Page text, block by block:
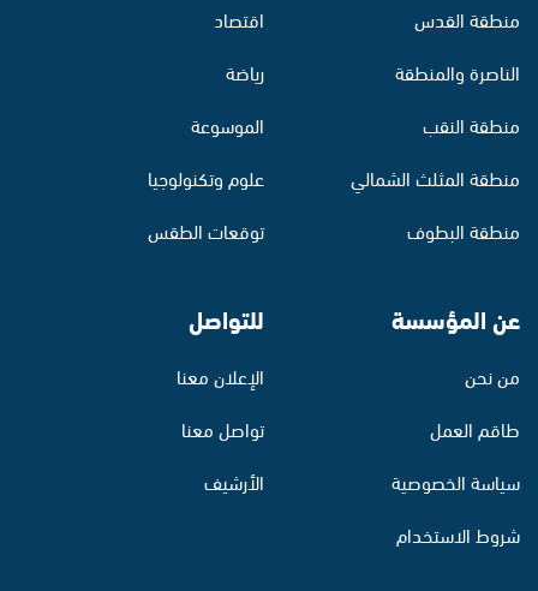
منطقة القدس
الناصرة والمنطقة
منطقة النقب
منطقة المثلث الشمالي
منطقة البطوف
اقتصاد
رياضة
الموسوعة
علوم وتكنولوجيا
توقعات الطقس
عن المؤسسة
من نحن
طاقم العمل
سياسة الخصوصية
شروط الاستخدام
للتواصل
الإعلان معنا
تواصل معنا
الأرشيف